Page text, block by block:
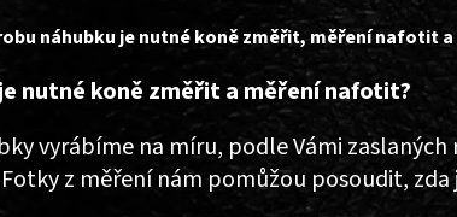
náhubku je nutné koně změřit, měření nafotit
nutné koně změřit a měření nafotit?
vyrábíme na míru, podle Vámi
z měření nám pomůžou posoudit,